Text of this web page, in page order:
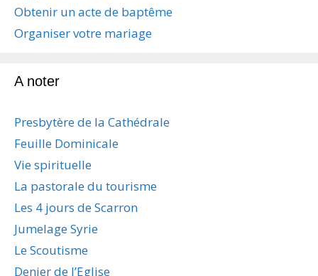
e
s
t
l
e
Obtenir un acte de baptême
Organiser votre mariage
A noter
Presbytère de la Cathédrale
Feuille Dominicale
Vie spirituelle
La pastorale du tourisme
Les 4 jours de Scarron
Jumelage Syrie
Le Scoutisme
Denier de l’Eglise